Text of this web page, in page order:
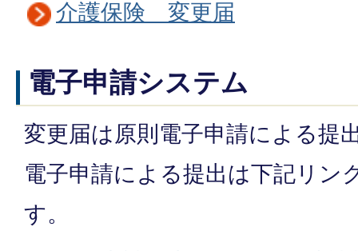
介護保険 変更届
電子申請システム
変更届は原則電子申請による提
電子申請による提出は下記リン
す。